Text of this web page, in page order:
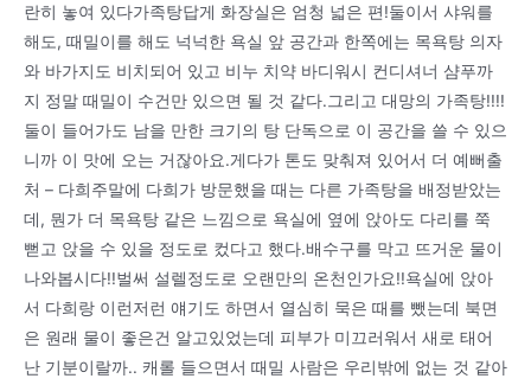
란히 놓여 있다가족탕답게 화장실은 엄청 넓은 편!둘이서 샤워를
해도, 때밀이를 해도 넉넉한 욕실 앞 공간과 한쪽에는 목욕탕 의자
와 바가지도 비치되어 있고 비누 치약 바디워시 컨디셔너 샴푸까
지 정말 때밀이 수건만 있으면 될 것 같다.그리고 대망의 가족탕!!!!
둘이 들어가도 남을 만한 크기의 탕 단독으로 이 공간을 쓸 수 있으
니까 이 맛에 오는 거잖아요.게다가 톤도 맞춰져 있어서 더 예뻐출
처 – 다희주말에 다희가 방문했을 때는 다른 가족탕을 배정받았는
데, 뭔가 더 목욕탕 같은 느낌으로 욕실에 옆에 앉아도 다리를 쭉
뻗고 앉을 수 있을 정도로 컸다고 했다.배수구를 막고 뜨거운 물이
나와봅시다!!벌써 설렐정도로 오랜만의 온천인가요!!욕실에 앉아
서 다희랑 이런저런 얘기도 하면서 열심히 묵은 때를 뺐는데 북면
은 원래 물이 좋은건 알고있었는데 피부가 미끄러워서 새로 태어
난 기분이랄까.. 캐롤 들으면서 때밀 사람은 우리밖에 없는 것 같아